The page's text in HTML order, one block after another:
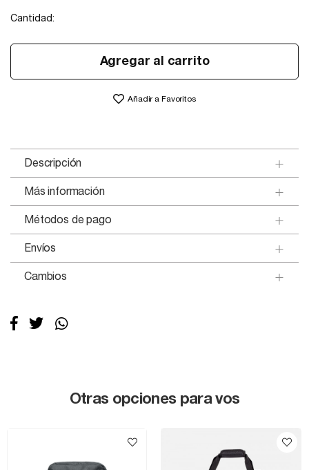
Cantidad:
Agregar al carrito
Añadir a Favoritos
Descripción
Más información
Métodos de pago
Envíos
Cambios
Otras opciones para vos